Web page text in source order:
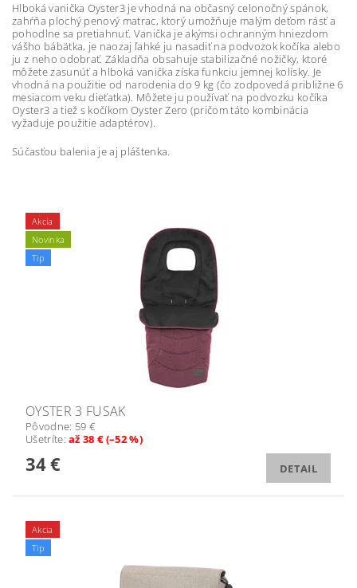
Hlboká vanička Oyster3 je vhodná na občasný celonočný spánok,
zahŕňa plochý penový matrac, ktorý umožňuje malým deťom rásť a
pohodlne sa pretiahnuť. Vanička je akýmsi ochranným hniezdom
vášho bábätka, je naozaj ľahké ju nasadiť na podvozok kočíka alebo
ju z neho odobrať. Základňa obsahuje stabilizačné nožičky, ktoré
môžete zasunúť a hlboká vanička získa funkciu jemnej kolísky. Je
vhodná na použitie od narodenia do 9 kg (čo zodpovedá približne 6
mesiacom veku dieťatka). Môžete ju používať na podvozku kočíka
Oyster3 a tiež s kočíkom Oyster Zero (pričom táto kombinácia
vyžaduje použitie adaptérov).
Súčasťou balenia je aj pláštenka.
Akcia
Novinka
Tip
OYSTER 3 FUSAK
Pôvodne: 59 €
Ušetríte:až 38 € (–52 %)
34 € DETAIL
Akcia
Tip